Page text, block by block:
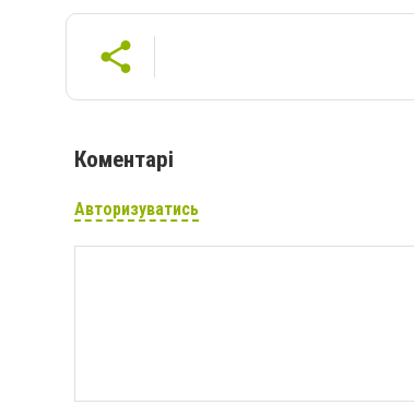
Коментарі
Авторизуватись